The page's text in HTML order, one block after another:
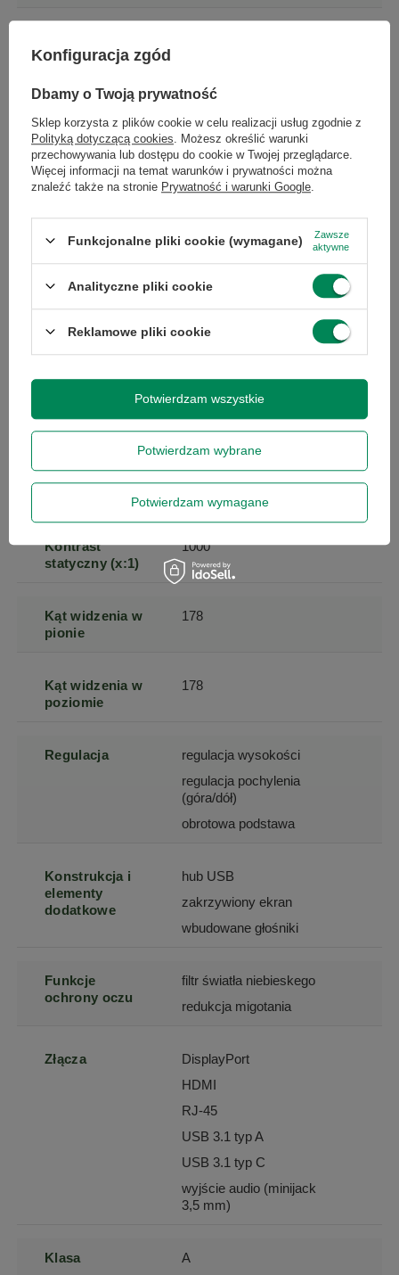
Przekątna
86.72
Rodzaj
podświetlania
LED
natywna
Czas reakcji 5
matrycy
matowa
Proporcje
16:9
Kontrast
statyczny (x:1)
1000
Kąt widzenia w
pionie
178
Kąt widzenia w
poziomie
178
Regulacja
regulacja wysokości
regulacja pochylenia
(góra/dół)
obrotowa podstawa
Konstrukcja i
elementy
dodatkowe
hub USB
zakrzywiony ekran
wbudowane głośniki
Funkcje
ochrony oczu
filtr światła niebieskego
redukcja migotania
Złącza
DisplayPort
HDMI
RJ-45
USB 3.1 typ A
USB 3.1 typ C
wyjście audio (minijack
3,5 mm)
Klasa A
Konfiguracja zgód
Dbamy o Twoją prywatność
Sklep korzysta z plików cookie w celu realizacji usług zgodnie z
Polityką dotyczącą cookies . Możesz określić warunki
przechowywania lub dostępu do cookie w Twojej przeglądarce.
Więcej informacji na temat warunków i prywatności można
znaleźć także na stronie Prywatność i warunki Google
Funkcjonalne pliki cookie (wymagane)
Zawsze
aktywne
Analityczne pliki cookie
Reklamowe pliki cookie
Potwierdzam wybrane
Potwierdzam wymagane
Potwierdzam wszystkie